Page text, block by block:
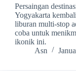
Persaingan
Yogyakarta
liburan multi-stop
coba untuk
ikonik ini.
Asn